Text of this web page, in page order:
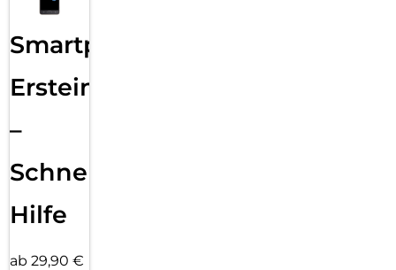
Smartphone
Ersteinrichtung
–
Schnelle
Hilfe
ab 29,90 €